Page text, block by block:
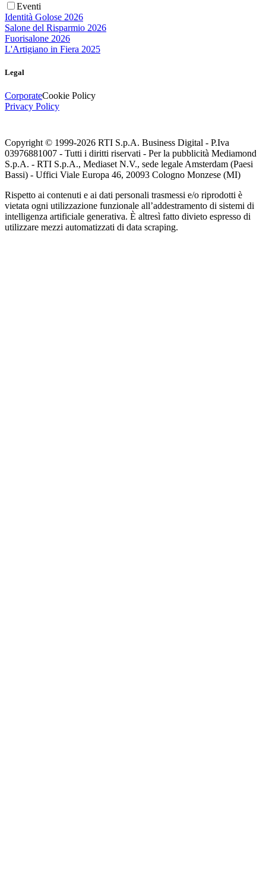
Eventi
Identità Golose 2026
Salone del Risparmio 2026
Fuorisalone 2026
L'Artigiano in Fiera 2025
Legal
CorporateCookie Policy
Privacy Policy
Copyright © 1999-2026 RTI S.p.A. Business Digital - P.Iva
03976881007 - Tutti i diritti riservati - Per la pubblicità Mediamond
S.p.A. - RTI S.p.A., Mediaset N.V., sede legale Amsterdam (Paesi
Bassi) - Uffici Viale Europa 46, 20093 Cologno Monzese (MI)
Rispetto ai contenuti e ai dati personali trasmessi e/o riprodotti è
vietata ogni utilizzazione funzionale all’addestramento di sistemi di
intelligenza artificiale generativa. È altresì fatto divieto espresso di
utilizzare mezzi automatizzati di data scraping.